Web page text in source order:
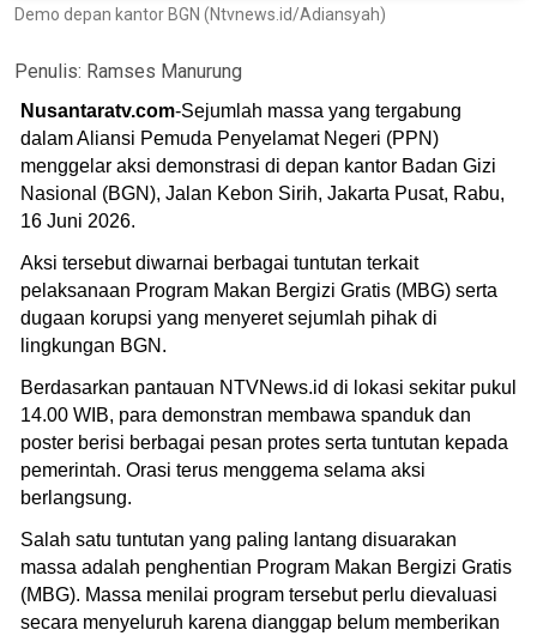
Demo depan kantor BGN (Ntvnews.id/Adiansyah)
Penulis: Ramses Manurung
Nusantaratv.com-Sejumlah massa yang tergabung
dalam Aliansi Pemuda Penyelamat Negeri (PPN)
menggelar aksi demonstrasi di depan kantor Badan Gizi
Nasional (BGN), Jalan Kebon Sirih, Jakarta Pusat, Rabu,
16 Juni 2026.
Aksi tersebut diwarnai berbagai tuntutan terkait
pelaksanaan Program Makan Bergizi Gratis (MBG) serta
dugaan korupsi yang menyeret sejumlah pihak di
lingkungan BGN.
Berdasarkan pantauan NTVNews.id di lokasi sekitar pukul
14.00 WIB, para demonstran membawa spanduk dan
poster berisi berbagai pesan protes serta tuntutan kepada
pemerintah. Orasi terus menggema selama aksi
berlangsung.
Salah satu tuntutan yang paling lantang disuarakan
massa adalah penghentian Program Makan Bergizi Gratis
(MBG). Massa menilai program tersebut perlu dievaluasi
secara menyeluruh karena dianggap belum memberikan